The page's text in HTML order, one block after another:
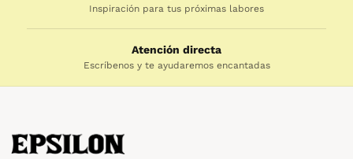
Inspiración para tus próximas labores
Atención directa
Escríbenos y te ayudaremos encantadas